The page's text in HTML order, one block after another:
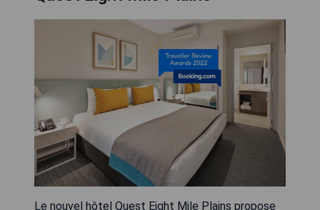
Le nouvel hôtel Quest Eight Mile Plains propose